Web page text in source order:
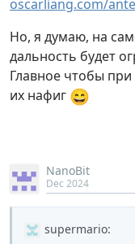
oscarliang.com/
Но, я думаю, на
дальность будет
Главное чтобы
их нафиг 😄
NanoBit
Dec 2024
supermario: